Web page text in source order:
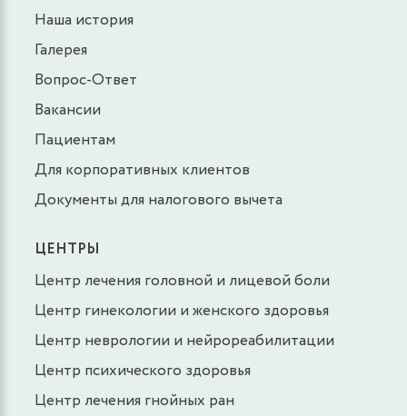
Наша история
Галерея
Вопрос-Ответ
Вакансии
Пациентам
Для корпоративных клиентов
Документы для налогового вычета
ЦЕНТРЫ
Центр лечения головной и лицевой боли
Центр гинекологии и женского здоровья
Центр неврологии и нейрореабилитации
Центр психического здоровья
Центр лечения гнойных ран